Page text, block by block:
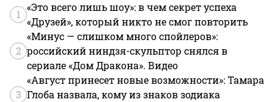
1
«Это всего лишь шоу»: в чем секрет успеха
«Друзей», который никто не смог повторить
2
«Минус — слишком много спойлеров»:
российский ниндзя-скульптор снялся в
сериале «Дом Дракона». Видео
3
«Август принесет новые возможности»: Тамара
Глоба назвала, кому из знаков зодиака